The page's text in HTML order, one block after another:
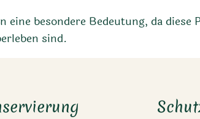
eine besondere Bedeutung, da
sind.